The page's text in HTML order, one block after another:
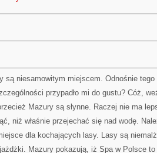
są niesamowitym miejscem. Odnośnie
przypadło mi do gustu? Cóż,
Mazury są słynne. Raczej nie ma
niż właśnie przejechać się nad wodę.
dla kochających lasy. Lasy są
Mazury pokazują, iż Spa w Polsce